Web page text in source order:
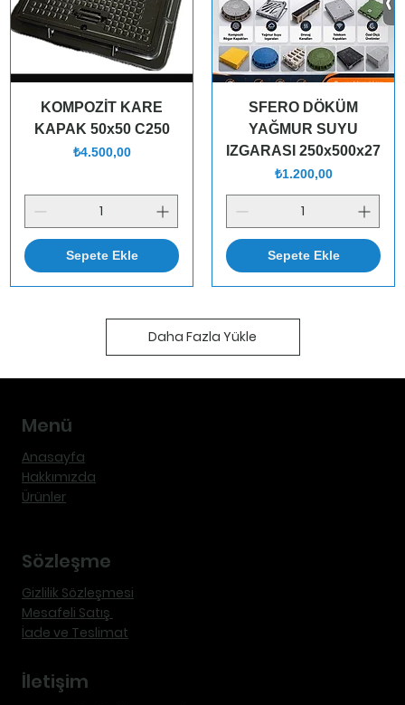
KOMPOZİT KARE
KAPAK 50x50 C250
Fiyat
₺4.500,00
Sepete Ekle
SFERO DÖKÜM
YAĞMUR SUYU
IZGARASI 250x500x27
Fiyat
₺1.200,00
Sepete Ekle
Daha Fazla Yükle
Menü
Anasayfa
Hakkımızda
Ürünler
Sözleşme
Gizlilik Sözleşmesi
Mesafeli Satış
İade ve Teslimat
İletişim